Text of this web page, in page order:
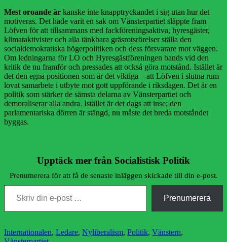
Mest oroande är kanske inte knapptryckandet i sig utan hur det
motiveras. Det hade varit en sak om Vänsterpartiet släppte fram
Löfven för att tillsammans med fackföreningsaktiva, hyresgäster,
klimataktivister och alla tänkbara gräsrotsrörelser ställa den
socialdemokratiska högerpolitiken och dess försvarare mot väggen.
Om ledningarna för LO och Hyresgästföreningen bands vid den
kritik de nu framför och pressades att också göra motstånd. Istället är
det den egna positionen som är det viktiga – att Löfven i slutna rum
lovat samarbete i utbyte mot gott uppförande i riksdagen. Det är en
politik som stärker de sämsta delarna av Vänsterpartiet och
demoraliserar alla andra. Istället är det dags att inse; den
parlamentariska dörren är stängd, nu måste det breda motståndet
byggas.
Upptäck mer från Socialistisk Politik
Prenumerera för att få de senaste inläggen skickade till din e-post.
Skriv din e-post …
Prenumerera
Kategorier
Internationalen, Ledare, Nyliberalism, Politik, Vänstern,